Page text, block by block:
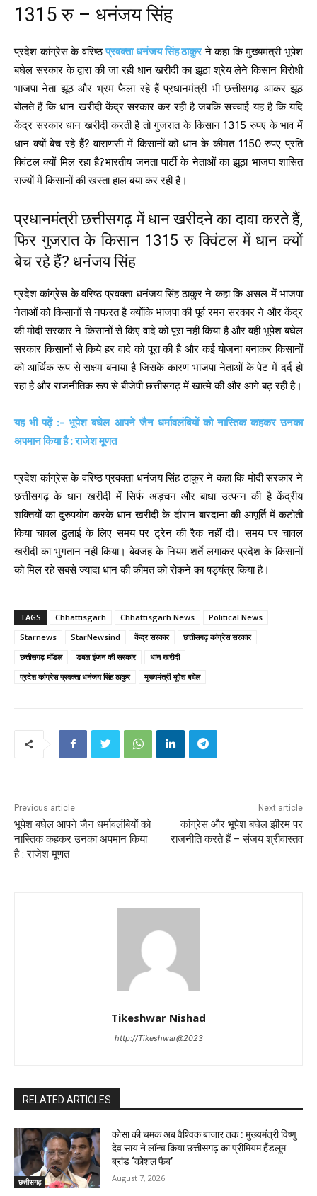
1315 रु – धनंजय सिंह
प्रदेश कांग्रेस के वरिष्ठप्रवक्ता धनंजय सिंह ठाकुरने कहा कि मुख्यमंत्री भूपेश
बघेल सरकार के द्वारा की जा रही धान खरीदी का झूठा श्रेय लेने किसान विरोधी
भाजपा नेता झूठ और भ्रम फैला रहे हैं प्रधानमंत्री भी छत्तीसगढ़ आकर झूठ
बोलते हैं कि धान खरीदी केंद्र सरकार कर रही है जबकि सच्चाई यह है कि यदि
केंद्र सरकार धान खरीदी करती है तो गुजरात के किसान 1315 रुपए के भाव में
धान क्यों बेच रहे हैं? वाराणसी में किसानों को धान के कीमत 1150 रुपए प्रति
क्विंटल क्यों मिल रहा है?भारतीय जनता पार्टी के नेताओं का झूठा भाजपा शासित
राज्यों में किसानों की खस्ता हाल बंया कर रही है।
प्रधानमंत्री छत्तीसगढ़ में धान खरीदने का दावा करते हैं,
फिर गुजरात के किसान 1315 रु क्विंटल में धान क्यों
बेच रहे हैं? धनंजय सिंह
प्रदेश कांग्रेस के वरिष्ठ प्रवक्ता धनंजय सिंह ठाकुर ने कहा कि असल में भाजपा
नेताओं को किसानों से नफरत है क्योंकि भाजपा की पूर्व रमन सरकार ने और केंद्र
की मोदी सरकार ने किसानों से किए वादे को पूरा नहीं किया है और वही भूपेश बघेल
सरकार किसानों से किये हर वादे को पूरा की है और कई योजना बनाकर किसानों
को आर्थिक रूप से सक्षम बनाया है जिसके कारण भाजपा नेताओं के पेट में दर्द हो
रहा है और राजनीतिक रूप से बीजेपी छत्तीसगढ़ में खात्मे की और आगे बढ़ रही है।
यह भी पढ़ें :- भूपेश बघेल आपने जैन धर्मावलंबियों को नास्तिक कहकर उनका
अपमान किया है : राजेश मूणत
प्रदेश कांग्रेस के वरिष्ठ प्रवक्ता धनंजय सिंह ठाकुर ने कहा कि मोदी सरकार ने
छत्तीसगढ़ के धान खरीदी में सिर्फ अड़चन और बाधा उत्पन्न की है केंद्रीय
शक्तियों का दुरुपयोग करके धान खरीदी के दौरान बारदाना की आपूर्ति में कटोती
किया चावल ढुलाई के लिए समय पर ट्रेन की रैक नहीं दी। समय पर चावल
खरीदी का भुगतान नहीं किया। बेवजह के नियम शर्ते लगाकर प्रदेश के किसानों
को मिल रहे सबसे ज्यादा धान की कीमत को रोकने का षड्यंत्र किया है।
TAGS Chhattisgarh Chhattisgarh News
Political News
Starnews
StarNewsind केंद्र सरकार
छत्तीसगढ़ कांग्रेस सरकार
छत्तीसगढ़ मॉडल
डबल इंजन की सरकार
धान खरीदी
प्रदेश कांग्रेस प्रवक्ता धनंजय सिंह ठाकुर
मुख्यमंत्री भूपेश बघेल
Previous article
भूपेश बघेल आपने जैन धर्मावलंबियों को
नास्तिक कहकर उनका अपमान किया
है : राजेश मूणत
Next article
कांग्रेस और भूपेश बघेल झीरम पर
राजनीति करते हैं – संजय श्रीवास्तव
Tikeshwar Nishad
http://Tikeshwar@2023
RELATED ARTICLES
छत्तीसगढ़
कोसा की चमक अब वैश्विक बाजार तक : मुख्यमंत्री विष्णु
देव साय ने लॉन्च किया छत्तीसगढ़ का प्रीमियम हैंडलूम
ब्रांड ‘कोशल फैब’
August 7, 2026